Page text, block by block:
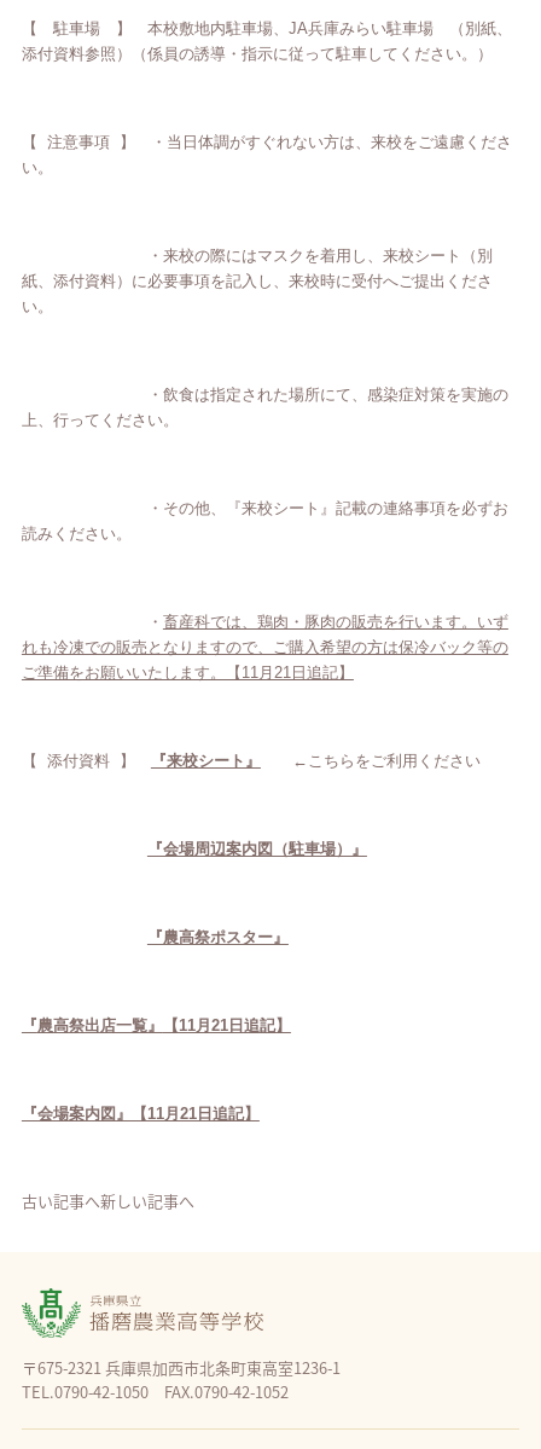
【 駐車場 】 本校敷地内駐車場、JA兵庫みらい駐車場 （別紙、
添付資料参照）
（係員の誘導・指示に従って駐車してください。）
【 注意事項 】 ・当日体調がすぐれない方は、来校をご遠慮くださ
い。
・来校の際にはマスクを着用し、来校シート（別
紙、添付資料）に必要事項を記入し、 来校時に受付へご提出くださ
い。
・飲食は指定された場所にて、感染症対策を実施の
上、行ってください。
・その他、『来校シート』記載の連絡事項を必ずお
読みください。
・ 畜産科では、鶏肉・豚肉の販売を行います。いず
れも冷凍での販売となりますので、ご購入希望の方は保冷バック等の
ご準備をお願いいたします。【11月21日追記】
【 添付資料 】 『来校シート』 ←こちらをご利用ください
『会場周辺案内図（駐車場）』
『農高祭ポスター』
『農高祭出店一覧』 【11月21日追記】
『会場案内図』【11月21日追記】
古い記事へ新しい記事へ
〒675-2321 兵庫県加西市北条町東高室1236-1
TEL.0790-42-1050 FAX.0790-42-1052